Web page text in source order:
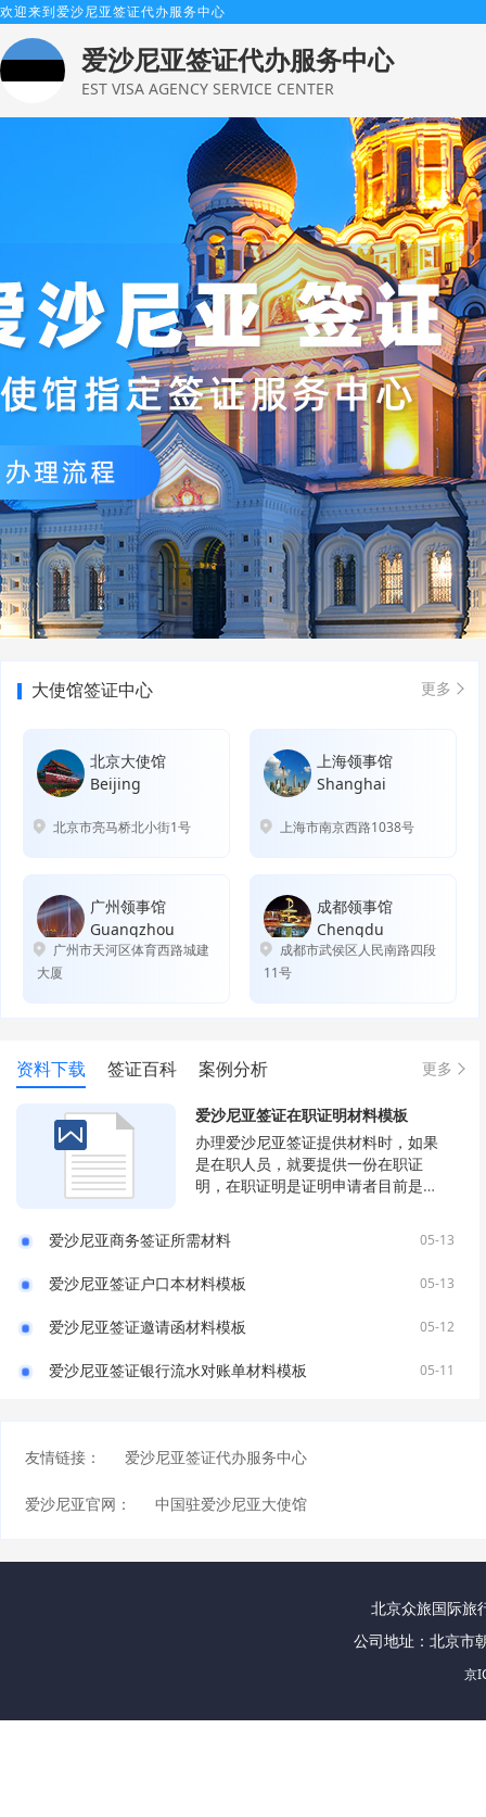
欢迎来到爱沙尼亚签证代办服务中心
爱沙尼亚签证代办服务中心
EST VISA AGENCY SERVICE CENTER
大使馆签证中心 更多
北京大使馆
Beijing
北京市亮马桥北小街1号
上海领事馆
Shanghai
上海市南京西路1038号
广州领事馆
Guangzhou
广州市天河区体育西路城建
大厦
成都领事馆
Chengdu
成都市武侯区人民南路四段
11号
资料下载 签证百科 案例分析 更多
爱沙尼亚签证在职证明材料模板
办理爱沙尼亚签证提供材料时，如果
是在职人员，就要提供一份在职证
明，在职证明是证明申请者目前是在
在办理签证时能够让签证官相信申请
者会按时回国且从事的并非危险行
业，增加出签概率。
爱沙尼亚商务签证所需材料 05-13
爱沙尼亚签证户口本材料模板 05-13
爱沙尼亚签证邀请函材料模板 05-12
爱沙尼亚签证银行流水对账单材料模板 05-11
友情链接： 爱沙尼亚签证代办服务中心
爱沙尼亚官网： 中国驻爱沙尼亚大使馆
北京众旅国际旅
公司地址：北京市
京